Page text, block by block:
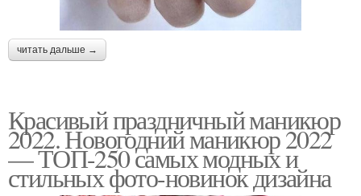
читать дальше →
Красивый праздничный маникюр
2022. Новогодний маникюр 2022
— ТОП-250 самых модных и
стильных фото-новинок дизайна